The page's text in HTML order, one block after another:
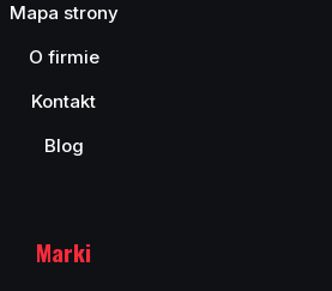
Mapa strony
O firmie
Kontakt
Blog
Marki